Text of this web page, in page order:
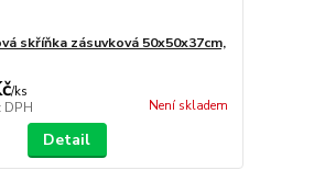
skříňka zásuvková 50x50x37cm,
/ks
DPH Není skladem
Detail